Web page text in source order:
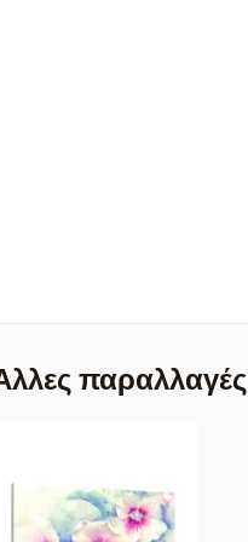
παραλλαγές